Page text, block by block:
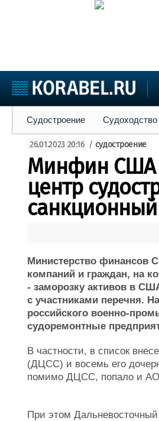
Судостроение
Пульс
Новости
Репутация
Работа
Торговая
Доска
Продажа
Изделия
Материалы
Судостроение Судоходство
26.01.2023 20:16 / судостроение
Минфин США
центр
Министерство финансов
компаний и граждан, на
- заморозку активов в
с участниками перечня.
российского военно-
судоремонтные
В частности, в список
(ДЦСС) и восемь его
помимо ДЦСС, попало и АО
При этом